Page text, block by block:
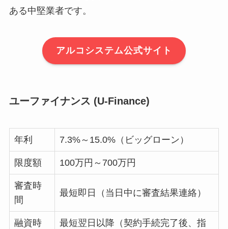
ある中堅業者です。
アルコシステム公式サイト
ユーファイナンス (U-Finance)
年利 7.3%～15.0%（ビッグローン）
限度額 100万円～700万円
審査時
間
最短即日（当日中に審査結果連絡）
融資時
最短翌日以降（契約手続完了後、指